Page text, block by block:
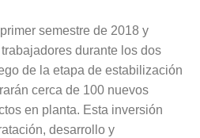
semestre de 2018 y
durante los dos
de la etapa de estabilización
cerca de 100 nuevos
en planta. Esta inversión
desarrollo y